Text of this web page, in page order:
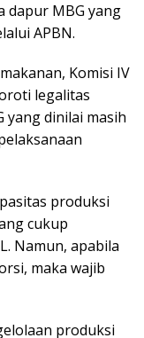
dapur MBG yang
APBN.
Komisi IV
legalitas
yang dinilai masih
produksi
cukup
Namun, apabila
maka wajib
produksi